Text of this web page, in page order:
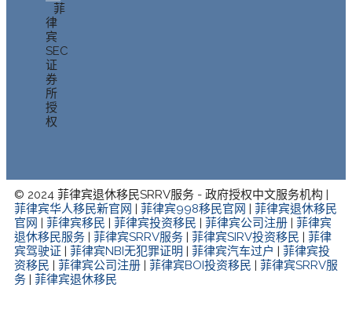
菲
律
宾
SEC
证
券
所
授
权
© 2024 菲律宾退休移民SRRV服务 - 政府授权中文服务机构 |
菲律宾华人移民新官网 | 菲律宾998移民官网 | 菲律宾退休移民
官网 | 菲律宾移民 | 菲律宾投资移民 | 菲律宾公司注册 | 菲律宾
退休移民服务 | 菲律宾SRRV服务 | 菲律宾SIRV投资移民 | 菲律
宾驾驶证 | 菲律宾NBI无犯罪证明 | 菲律宾汽车过户 | 菲律宾投
资移民 | 菲律宾公司注册 | 菲律宾BOI投资移民 | 菲律宾SRRV服
务 | 菲律宾退休移民